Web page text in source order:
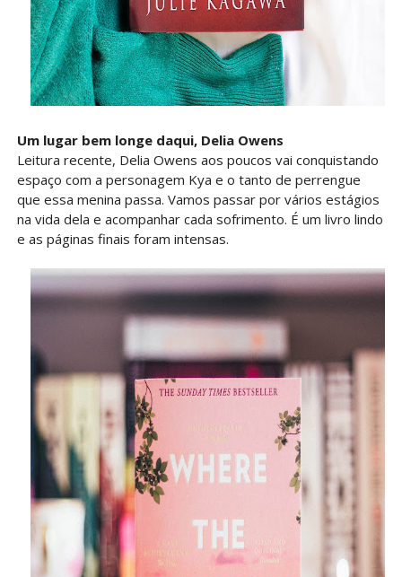
Um lugar bem longe daqui, Delia Owens
Leitura recente, Delia Owens aos poucos vai conquistando
espaço com a personagem Kya e o tanto de perrengue
que essa menina passa. Vamos passar por vários estágios
na vida dela e acompanhar cada sofrimento. É um livro lindo
e as páginas finais foram intensas.